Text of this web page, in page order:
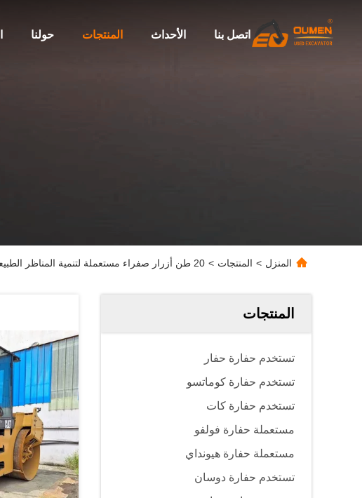
حولنا المنتجات الأحداث اتصل بنا
المنزل > المنتجات > 20 طن أزرار صفراء مستعملة لتنمية المناظر الطبيعية وبناء الطرق
المنتجات
تستخدم حفارة حفار
تستخدم حفارة كوماتسو
تستخدم حفارة كات
مستعملة حفارة فولفو
مستعملة حفارة هيونداي
تستخدم حفارة دوسان